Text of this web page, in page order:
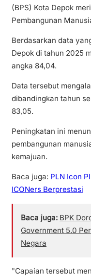
(BPS) Kota Depok
Pembangunan
Berdasarkan data
Depok di tahun 2025
angka 84,04.
Data tersebut
dibandingkan tahun
83,05.
Peningkatan ini
pembangunan
kemajuan.
Baca juga: PLN Icon
ICONers Berprestasi
Baca juga: BPK
Government 5.0
Negara
"Capaian tersebut